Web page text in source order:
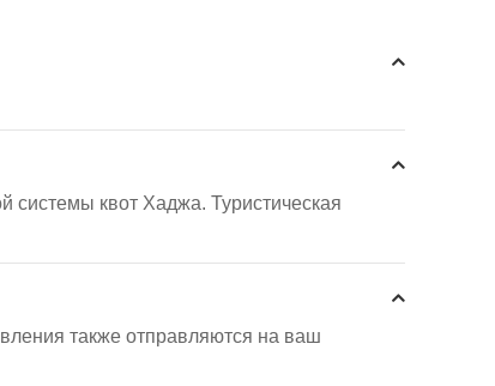
системы квот Хаджа. Туристическая
также отправляются на ваш